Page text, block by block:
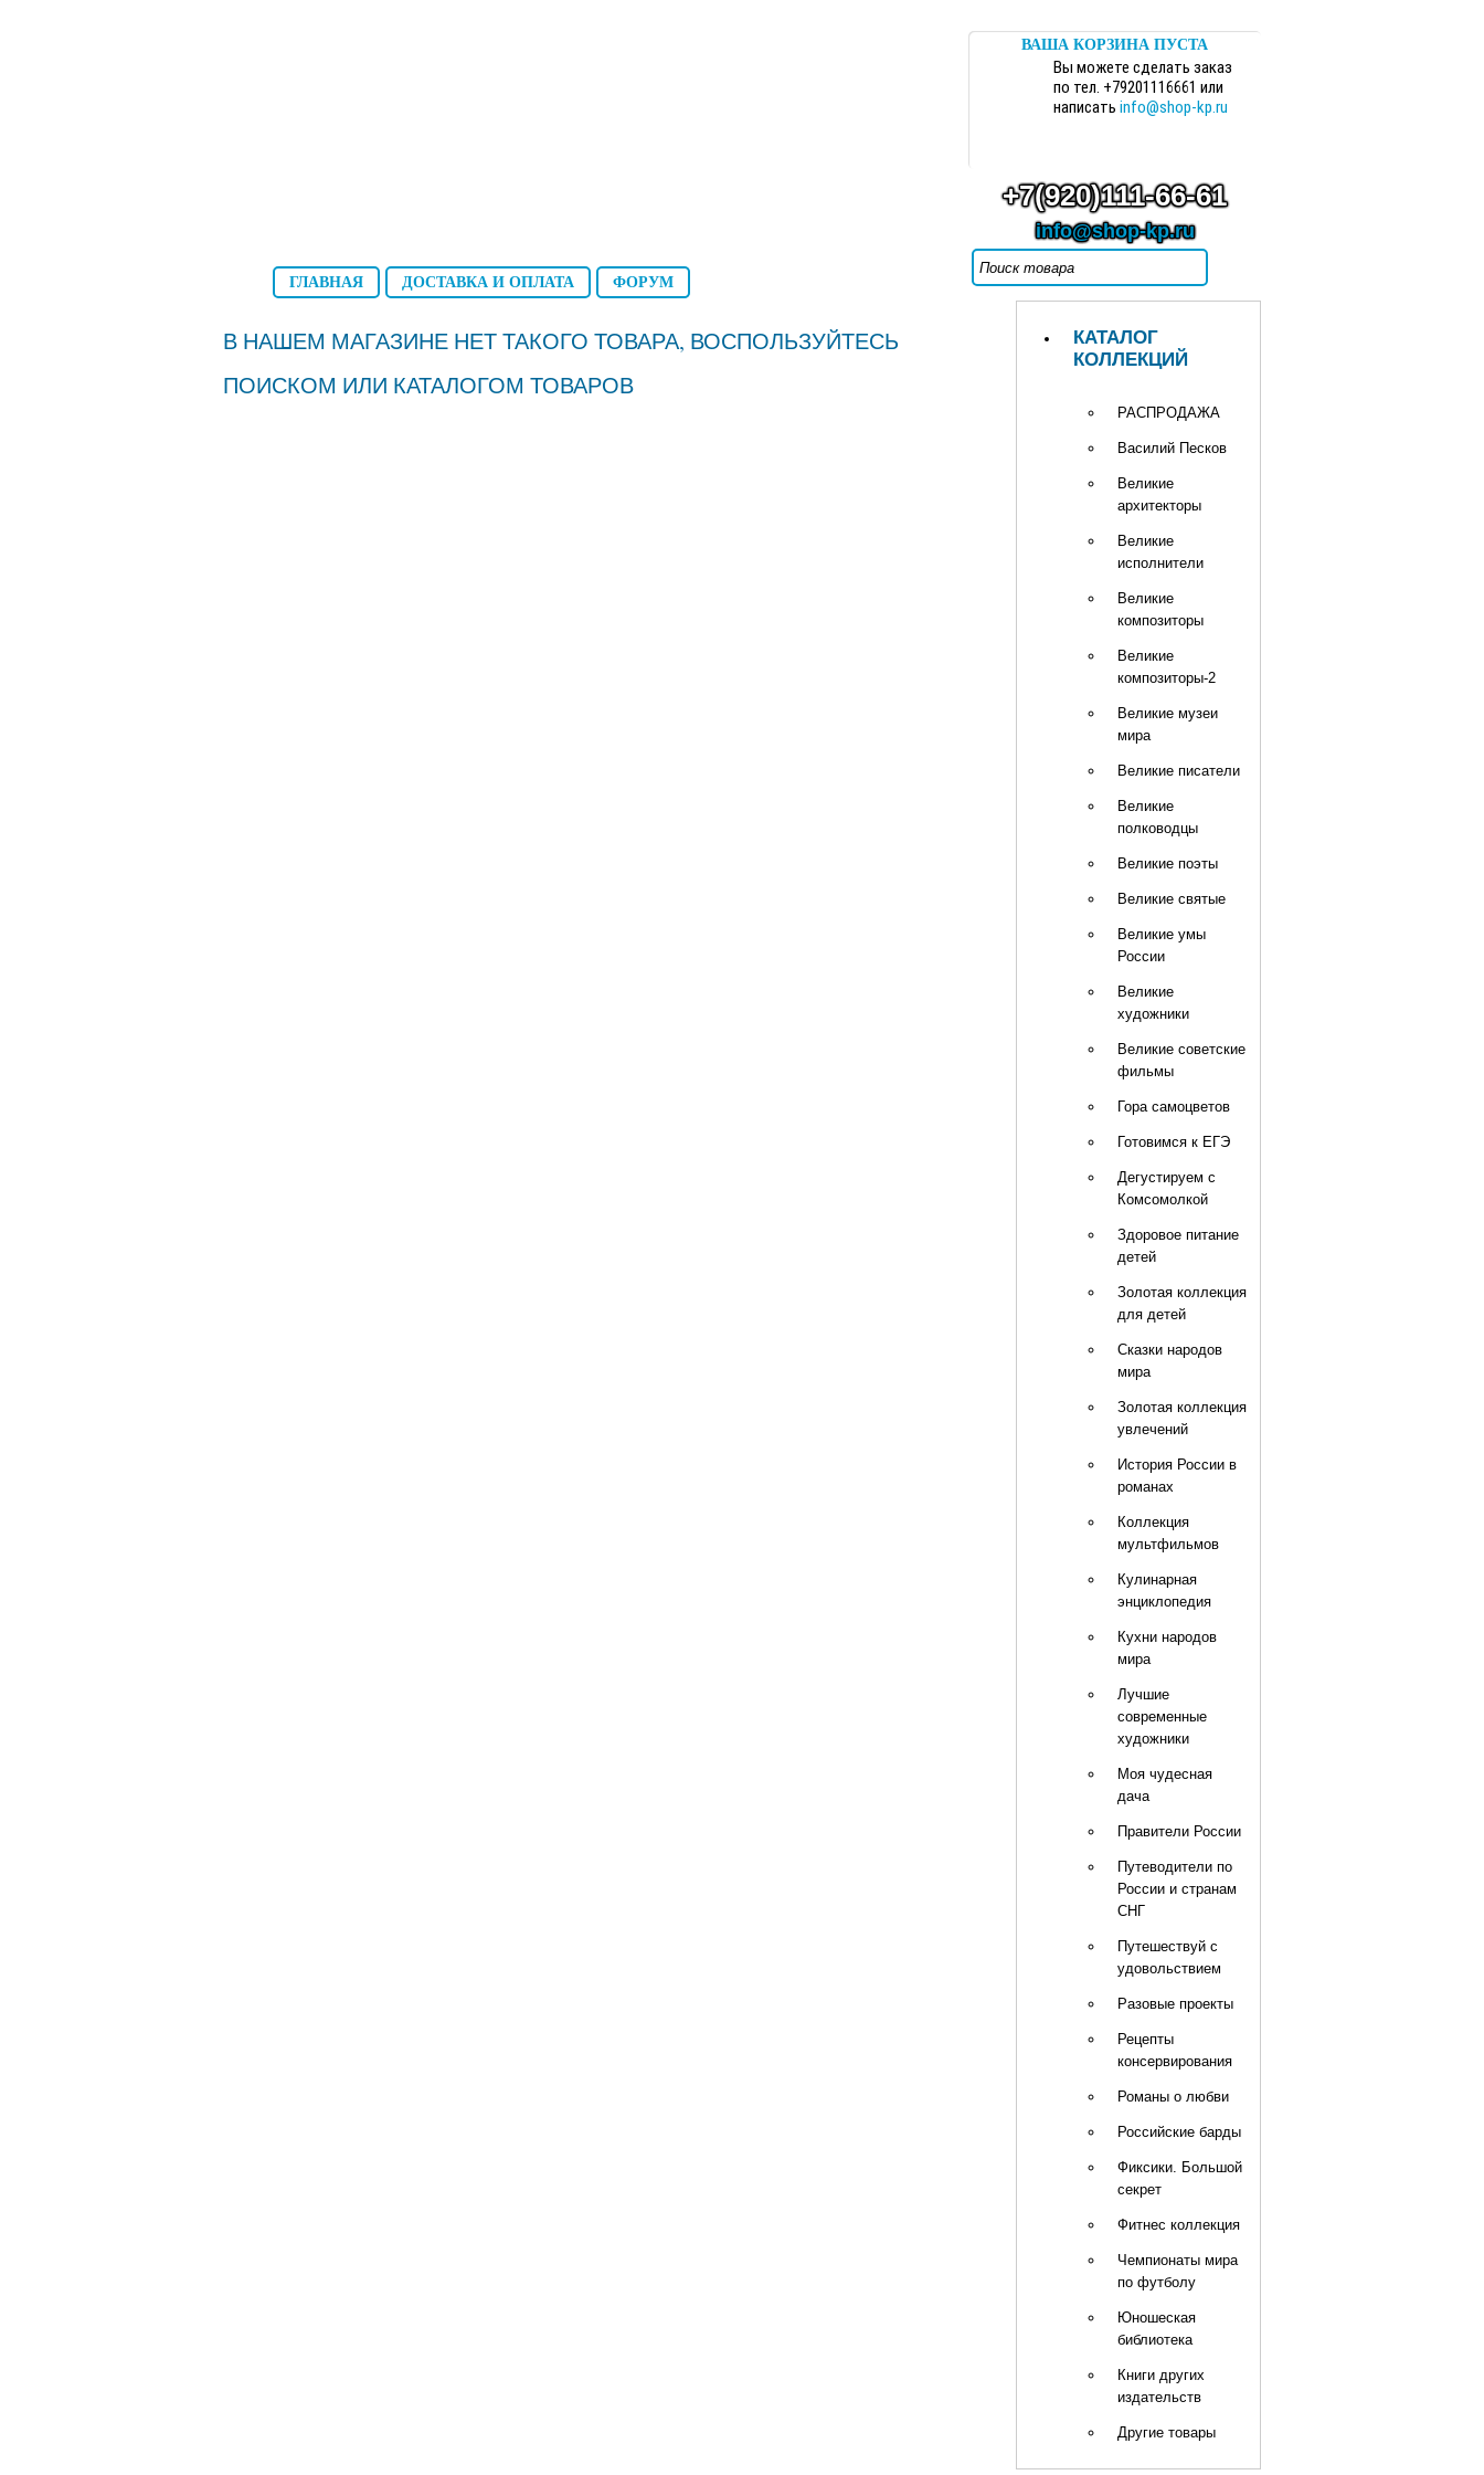
ГЛАВНАЯ ДОСТАВКА И ОПЛАТА ФОРУМ
+7(920)111-66-61
info@shop-kp.ru
КАТАЛОГ
КОЛЛЕКЦИЙ
РАСПРОДАЖА
Василий Песков
Великие
архитекторы
Великие
исполнители
Великие
композиторы
Великие
композиторы-2
Великие музеи
мира
Великие писатели
Великие
полководцы
Великие поэты
Великие святые
Великие умы
России
Великие
художники
Великие советские
фильмы
Гора самоцветов
Готовимся к ЕГЭ
Дегустируем с
Комсомолкой
Здоровое питание
детей
Золотая коллекция
для детей
Сказки народов
мира
Золотая коллекция
увлечений
История России в
романах
Коллекция
мультфильмов
Кулинарная
энциклопедия
Кухни народов
мира
Лучшие
современные
художники
Моя чудесная
дача
Правители России
Путеводители по
России и странам
СНГ
Путешествуй с
удовольствием
Разовые проекты
Рецепты
консервирования
Романы о любви
Российские барды
Фиксики. Большой
секрет
Фитнес коллекция
Чемпионаты мира
по футболу
Юношеская
библиотека
Книги других
издательств
Другие товары
ВАША КОРЗИНА ПУСТА
Вы можете сделать заказ
по тел. +79201116661 или
написать info@shop-kp.ru
В НАШЕМ МАГАЗИНЕ НЕТ ТАКОГО ТОВАРА, ВОСПОЛЬЗУЙТЕСЬ
ПОИСКОМ ИЛИ КАТАЛОГОМ ТОВАРОВ